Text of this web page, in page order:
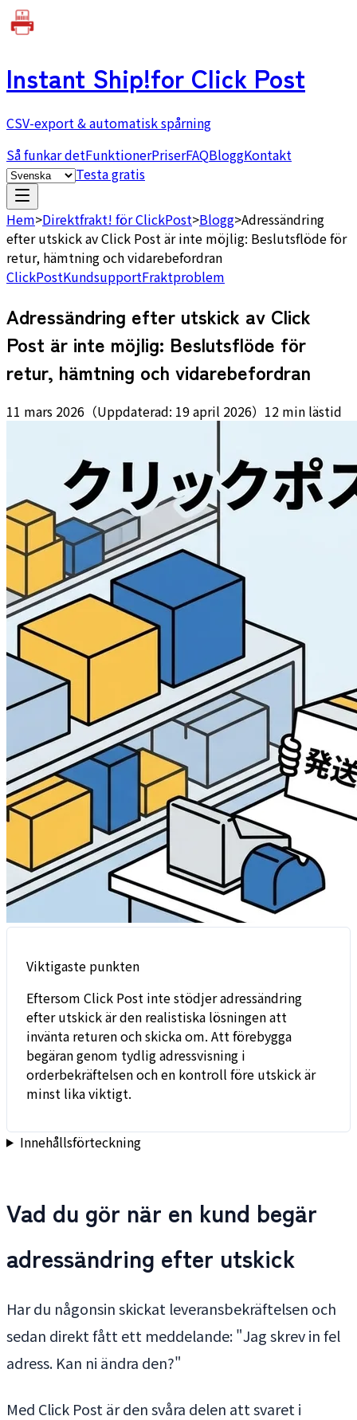
Instant Ship!for Click Post
CSV-export & automatisk spårning
Så funkar detFunktionerPriserFAQBloggKontakt
Testa gratis
Hem>Direktfrakt! för ClickPost>Blogg>Adressändring
efter utskick av Click Post är inte möjlig: Beslutsflöde för
retur, hämtning och vidarebefordran
ClickPostKundsupportFraktproblem
Adressändring efter utskick av Click
Post är inte möjlig: Beslutsflöde för
retur, hämtning och vidarebefordran
11 mars 2026 （Uppdaterad: 19 april 2026） 12 min lästid
Viktigaste punkten
Eftersom Click Post inte stödjer adressändring
efter utskick är den realistiska lösningen att
invänta returen och skicka om. Att förebygga
begäran genom tydlig adressvisning i
orderbekräftelsen och en kontroll före utskick är
minst lika viktigt.
Innehållsförteckning
Vad du gör när en kund begär
adressändring efter utskick
Har du någonsin skickat leveransbekräftelsen och
sedan direkt fått ett meddelande: "Jag skrev in fel
adress. Kan ni ändra den?"
Med Click Post är den svåra delen att svaret i